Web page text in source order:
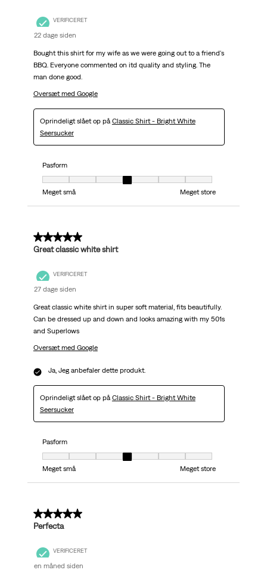
VERIFICERET
22 dage siden
Bought this shirt for my wife as we were going out to a friend's
BBQ. Everyone commented on itd quality and styling. The
man done good.
Oversæt med Google
Oprindeligt slået op på Classic Shirt - Bright White
Seersucker
Pasform
Pasform, 4 ud af 7, hvor 1 er lig med Meget små og 7 er lig med Meget
Meget små
Meget store
5 ud af 5 stjerner.
Great classic white shirt
VERIFICERET
27 dage siden
Great classic white shirt in super soft material, fits beautifully.
Can be dressed up and down and looks amazing with my 501s
and Superlows
Oversæt med Google
Ja, Jeg anbefaler dette produkt.
Oprindeligt slået op på Classic Shirt - Bright White
Seersucker
Pasform
Pasform, 4 ud af 7, hvor 1 er lig med Meget små og 7 er lig med Meget
Meget små
Meget store
5 ud af 5 stjerner.
Perfecta
VERIFICERET
en måned siden